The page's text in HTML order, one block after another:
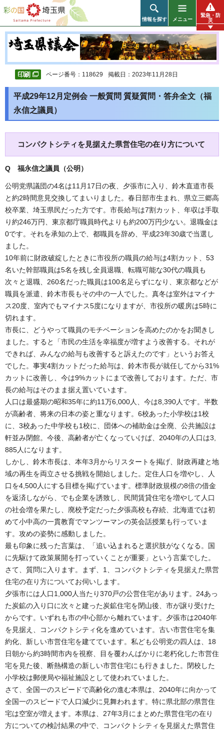
彩の国 埼玉県
情報を探す メニュー
緊急・防
災
ページ番号：118629 掲載日：2023年11月28日
平成29年12月定例会 一般質問 質疑質問・答弁全文（福
永信之議員）
コンパクトシティを見据えた県営住宅の在り方について
Q 福永信之議員（公明 ）
公明党県議団の4名は11月17日の夜、夕張市に入り、鈴木直道市長
と約2時間意見交換してまいりました。春日部市生まれ、県立三郷高
校卒業、埼玉県民だった方です。市長給与は7割カット、年収は手取
り約246万円、東京都庁職員時代よりも約200万円少ない。退職金は
0です。それを承知の上で、都職員を辞め、平成23年30歳で当選し
ました。
10年前に財政破綻したときに市役所の職員の給与は4割カット、53
名いた幹部職員は5名を残し全員退職、転職可能な30代の職員も
次々と退職、260名だった職員は100名足らずになり、東京都などが
職員を派遣、鈴木市長もその中の一人でした。真冬は室外はマイナ
ス20度、室内でもマイナス5度になりますが、市役所の暖房は5時に
切れます。
市長に、どうやって職員のモチベーションを高めたのかをお聞きし
ました。すると「市民の生活を幸福度が増すよう改善する。それが
できれば、みんなの給与も改善すると訴えたのです」というお答え
でした。事実4割カットだった給与は、鈴木市長が就任してから31%
カットに改善し、今は9%カットにまで改善しております。ただ、市
長の給与はそのまま据え置いています。
人口は最盛期の昭和35年に約11万6,000人、今は8,390人です。半数
が高齢者、将来の日本の姿と重なります。6校あった小学校は1校
に、3校あった中学校も1校に、団体への補助金は全廃、公共施設は
軒並み閉館。今後、高齢者が亡くなっていけば、2040年の人口は3,
885人になります。
しかし、鈴木市長は、本年3月からリスタートを掲げ、財政再建と地
域の再生を両立させる挑戦を開始しました。定住人口を増やし、人
口を4,500人にする目標を掲げています。標準財政規模の8倍の借金
を返済しながら、でも企業を誘致し、民間賃貸住宅を増やして人口
の社会増を果たし、廃校予定だった夕張高校も存続、北海道では初
めて小中高の一貫教育でマンツーマンの英会話授業も行っていま
す。攻めの姿勢に感動しました。
最も印象に残った言葉は、「追い込まれると選択肢がなくなる。国
に先駆けて政策展開を打っていくことが重要」という言葉でした。
さて、質問に入ります。まず、1、コンパクトシティを見据えた県営
住宅の在り方についてお伺いします。
夕張市には人口1,000人当たり370戸の公営住宅があります。24あっ
た炭鉱の入り口に次々と建った炭鉱住宅を閉山後、市が譲り受けた
からです。いずれも市の中心部から離れています。夕張市は2040年
を見据え、コンパクトシティ化を進めています。古い市営住宅を集
約化、新しい市営住宅を建てています。私ども公明党の四人は、18
日朝から約3時間市内を視察、目を覆わんばかりに老朽化した市営住
宅を見た後、断熱構造の新しい市営住宅にも行きました。閉校した
小学校は郵便局や福祉施設として使われていました。
さて、全国一のスピードで高齢化の進む本県は、2040年に向かって
全国一のスピードで人口減少に見舞われます。特に県北部の県営住
宅は空室が増えます。本県は、27年3月にまとめた県営住宅の在り
方についての検討結果の中で、コンパクトシティを見据えた県営住